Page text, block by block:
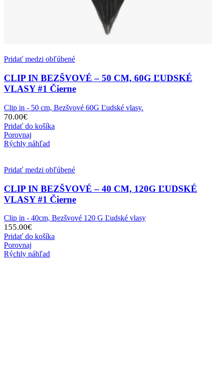
Pridať medzi obľúbené
CLIP IN BEZŠVOVÉ – 50 CM, 60G ĽUDSKÉ
VLASY #1 Čierne
Clip in - 50 cm, Bezšvové 60G Ľudské vlasy.
70.00€
Pridať do košíka
Porovnaj
Rýchly náhľad
Pridať medzi obľúbené
CLIP IN BEZŠVOVÉ – 40 CM, 120G ĽUDSKÉ
VLASY #1 Čierne
Clip in - 40cm, Bezšvové 120 G Ľudské vlasy
155.00€
Pridať do košíka
Porovnaj
Rýchly náhľad